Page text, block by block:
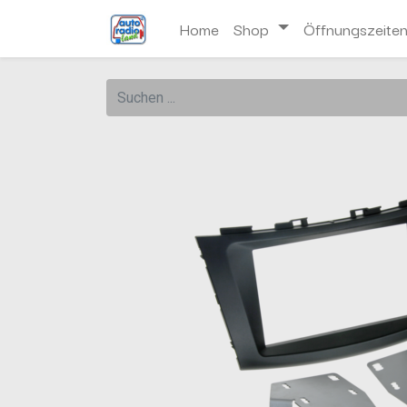
Home Shop Öffnungszeiten